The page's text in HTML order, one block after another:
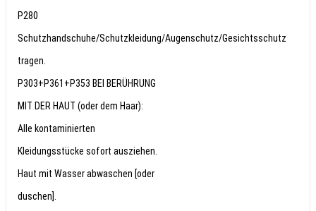
P280
Schutzhandschuhe/Schutzkleidung/Augenschutz/Gesichtsschutz
tragen.
P303+P361+P353 BEI BERÜHRUNG
MIT DER HAUT (oder dem Haar):
Alle kontaminierten
Kleidungsstücke sofort ausziehen.
Haut mit Wasser abwaschen [oder
duschen].